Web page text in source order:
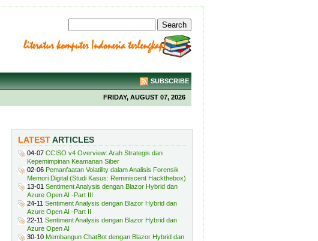
SUBSCRIBE
FRIDAY, AUGUST 07, 2026
LATESTARTICLES
04-07 CCISO v4 Overview: Arah Strategis dan
Kepemimpinan Keamanan Siber
02-06 Pemanfaatan Volatility dalam Analisis Forensik
Memori Digital (Studi Kasus: Reminiscent Hackthebox)
13-01 Sentiment Analysis dengan Blazor Hybrid dan
Azure Open AI -Part III
24-11 Sentiment Analysis dengan Blazor Hybrid dan
Azure Open AI -Part II
22-11 Sentiment Analysis dengan Blazor Hybrid dan
Azure Open AI
30-10 Membangun ChatBot dengan Blazor Hybrid dan